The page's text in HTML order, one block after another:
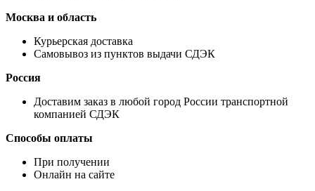
Москва и область
Курьерская доставка
Самовывоз из пунктов выдачи СДЭК
Россия
Доставим заказ в любой город России транспортной
компанией СДЭК
Способы оплаты
При получении
Онлайн на сайте